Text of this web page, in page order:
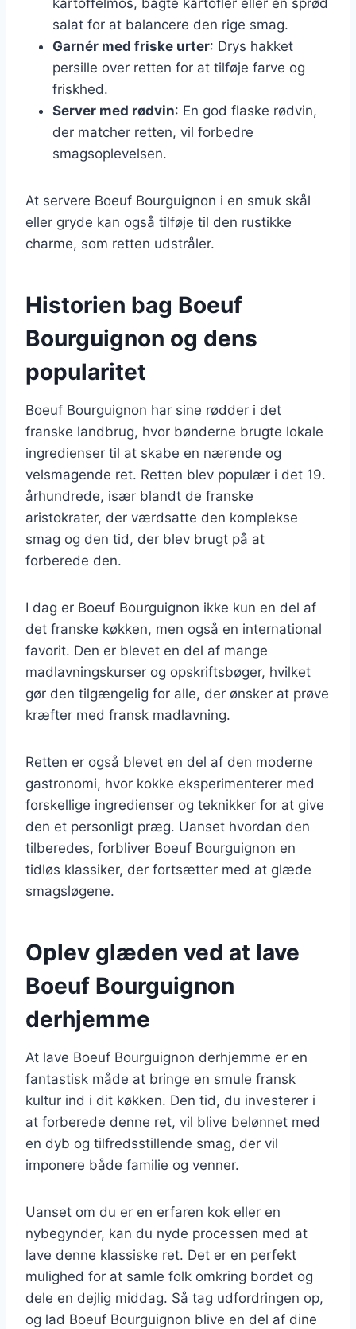
salat for at balancere den rige smag.
Garnér med friske urter: Drys hakket
persille over retten for at tilføje farve og
friskhed.
Server med rødvin: En god flaske rødvin,
der matcher retten, vil forbedre
smagsoplevelsen.
At servere Boeuf Bourguignon i en smuk skål
eller gryde kan også tilføje til den rustikke
charme, som retten udstråler.
Historien bag Boeuf
Bourguignon og dens
popularitet
Boeuf Bourguignon har sine rødder i det
franske landbrug, hvor bønderne brugte lokale
ingredienser til at skabe en nærende og
velsmagende ret. Retten blev populær i det 19.
århundrede, især blandt de franske
aristokrater, der værdsatte den komplekse
smag og den tid, der blev brugt på at
forberede den.
I dag er Boeuf Bourguignon ikke kun en del af
det franske køkken, men også en international
favorit. Den er blevet en del af mange
madlavningskurser og opskriftsbøger, hvilket
gør den tilgængelig for alle, der ønsker at prøve
kræfter med fransk madlavning.
Retten er også blevet en del af den moderne
gastronomi, hvor kokke eksperimenterer med
forskellige ingredienser og teknikker for at give
den et personligt præg. Uanset hvordan den
tilberedes, forbliver Boeuf Bourguignon en
tidløs klassiker, der fortsætter med at glæde
smagsløgene.
Oplev glæden ved at lave
Boeuf Bourguignon
derhjemme
At lave Boeuf Bourguignon derhjemme er en
fantastisk måde at bringe en smule fransk
kultur ind i dit køkken. Den tid, du investerer i
at forberede denne ret, vil blive belønnet med
en dyb og tilfredsstillende smag, der vil
imponere både familie og venner.
Uanset om du er en erfaren kok eller en
nybegynder, kan du nyde processen med at
lave denne klassiske ret. Det er en perfekt
mulighed for at samle folk omkring bordet og
dele en dejlig middag. Så tag udfordringen op,
og lad Boeuf Bourguignon blive en del af dine